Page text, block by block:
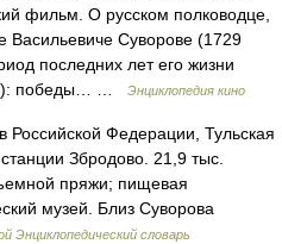
фильм. О русском полководце,
Васильевиче Суворове (1729
последних лет его жизни
I): победы… …
Энциклопедия кино
Российской Федерации, Тульская
Збродово. 21,9 тыс.
пряжи; пищевая
музей. Близ Суворова
Энциклопедический словарь